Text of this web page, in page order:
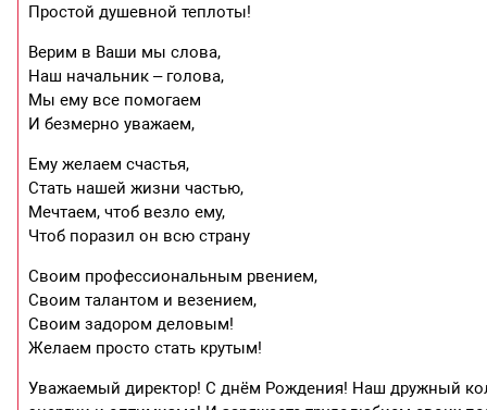
Простой душевной теплоты!
Верим в Ваши мы слова,
Наш начальник – голова,
Мы ему все помогаем
И безмерно уважаем,
Ему желаем счастья,
Стать нашей жизни частью,
Мечтаем, чтоб везло ему,
Чтоб поразил он всю страну
Своим профессиональным рвением,
Своим талантом и везением,
Своим задором деловым!
Желаем просто стать крутым!
Уважаемый директор! С днём Рождения! Наш дружный